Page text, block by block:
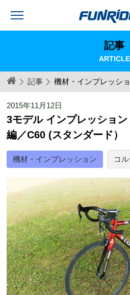
記事
ARTICLE
記事 機材・インプレッシ
2015年11月12日
3モデル インプレッショ
編／C60 (スタンダード）
機材・インプレッション コ